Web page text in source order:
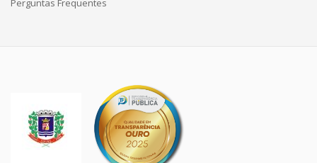
Perguntas Frequentes